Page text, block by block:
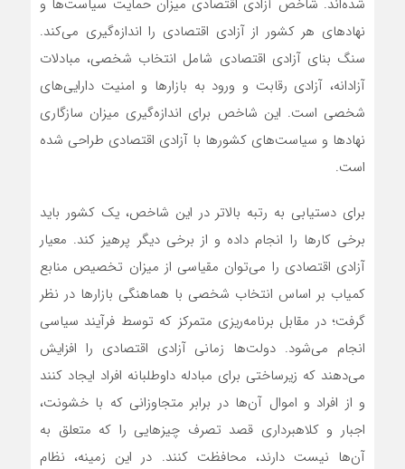
شده‌اند. شاخص آزادی اقتصادی میزان حمایت سیاست‌ها و
نهادهای هر کشور از آزادی اقتصادی را اندازه‌گیری می‌کند.
سنگ بنای آزادی اقتصادی شامل انتخاب شخصی، مبادلات
آزادانه، آزادی رقابت و ورود به بازارها و امنیت دارایی‌های
شخصی است. این شاخص برای اندازه‌گیری میزان سازگاری
نهادها و سیاست‌های کشورها با آزادی اقتصادی طراحی شده
است.
برای دستیابی به رتبه بالاتر در این شاخص، یک کشور باید
برخی کارها را انجام داده و از برخی دیگر پرهیز کند. معیار
آزادی اقتصادی را می‌توان مقیاسی از میزان تخصیص منابع
کمیاب بر اساس انتخاب شخصی با هماهنگی بازارها در نظر
گرفت؛ در مقابل برنامه‌ریزی متمرکز که توسط فرآیند سیاسی
انجام می‌شود. دولت‌ها زمانی آزادی اقتصادی را افزایش
می‌دهند که زیرساختی برای مبادله داوطلبانه افراد ایجاد کنند
و از افراد و اموال آن‌ها در برابر متجاوزانی که با خشونت،
اجبار و کلاهبرداری قصد تصرف چیزهایی را که متعلق به
آن‌ها نیست دارند، محافظت کنند. در این زمینه، نظام